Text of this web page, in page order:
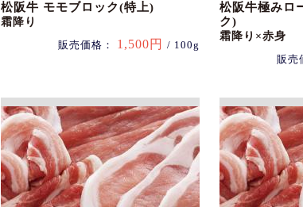
松阪牛 モモブロック(特上)
霜降り
販売価格： 1,500円 / 100g
松阪牛極みロ
ク)
霜降り×赤身
販売